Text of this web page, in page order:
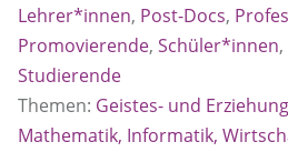
Lehrer*innen, Post-Docs,
Promovierende, Schüler*innen,
Studierende
Themen: Geistes- und
Mathematik, Informatik,